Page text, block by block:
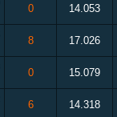
0 14.053
8 17.026
0 15.079
6 14.318